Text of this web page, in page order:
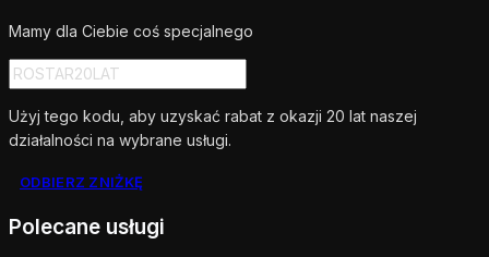
Mamy dla Ciebie coś specjalnego
Użyj tego kodu, aby uzyskać rabat z okazji 20 lat naszej
działalności na wybrane usługi.
ODBIERZ ZNIŻKĘ
Polecane usługi